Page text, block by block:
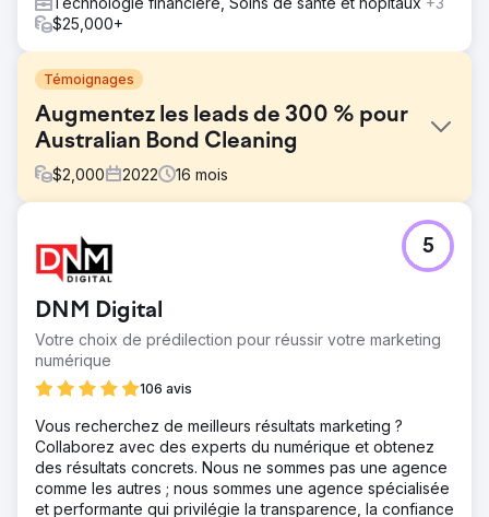
$25,000+
Témoignages
Augmentez les leads de 300 % pour
Australian Bond Cleaning
$2,000 2022 16 mois
Entreprise locale de nettoyage de cautions basée à
Brisbane. Le client est venu vers nous dans le but de tirer
client présente les défis suivants 1.) Le site Web est
statique. 2.) Aucun référencement approprié n'a été
effectué 3.) Aucun profil de backlink 4.) Le
référencement technique est nul
Portée du travail 1.) Création d'un nouveau site Web
dynamique dans WordPress 2.) Optimisation du site Web
avec Yoast SEO. 3.) Création d'une bonne structure de
site 4.) Stratégies de contenu planifiées pour tous les
emplacements où les clients souhaitent faire des affaires
DNM Digital
Votre choix de prédilection pour réussir votre marketing
numérique
106 avis
5
Vous recherchez de meilleurs résultats marketing ?
Collaborez avec des experts du numérique et obtenez
des résultats concrets. Nous ne sommes pas une agence
comme les autres ; nous sommes une agence spécialisée
et performante qui privilégie la transparence, la confiance